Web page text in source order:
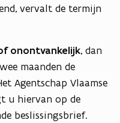
vervalt de termijn
onontvankelijk, dan
maanden de
Agentschap Vlaamse
u hiervan op de
beslissingsbrief.